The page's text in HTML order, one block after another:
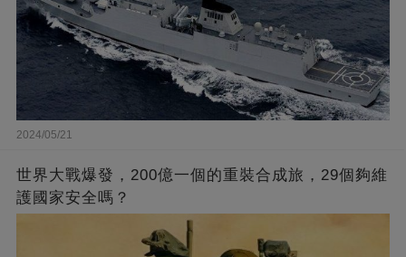
2024/05/21
世界大戰爆發，200億一個的重裝合成旅，29個夠維
護國家安全嗎？